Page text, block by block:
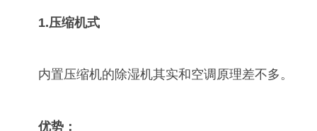
1.压缩机式
内置压缩机的除湿机其实和空调原理差不多。
优势：